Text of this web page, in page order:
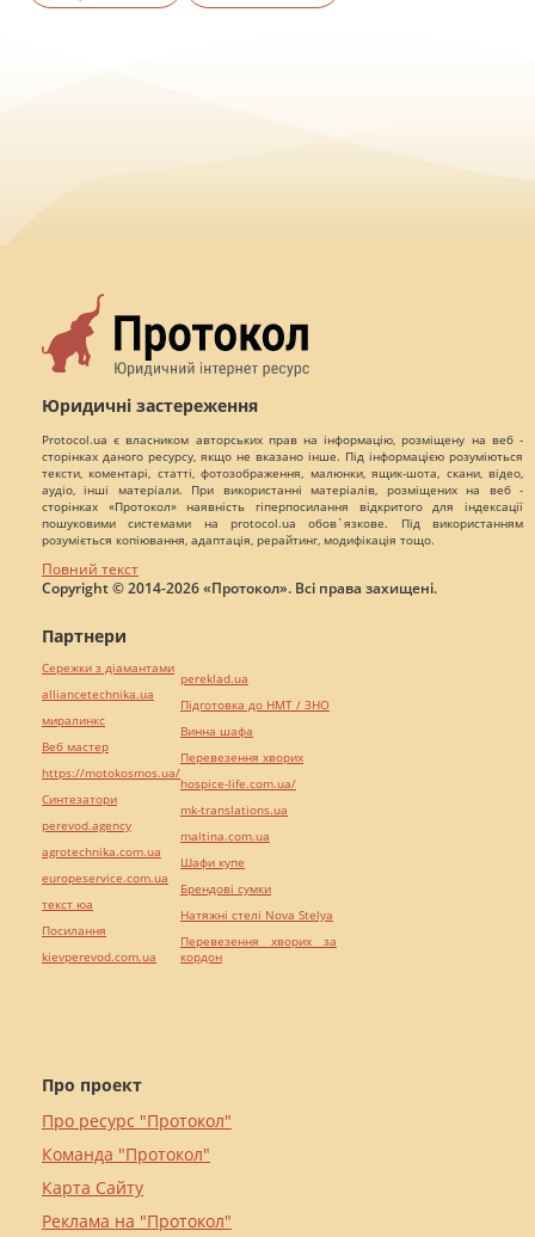
Юридичні застереження
Protocol.ua є власником авторських прав на інформацію, розміщену на веб -
сторінках даного ресурсу, якщо не вказано інше. Під інформацією розуміються
тексти, коментарі, статті, фотозображення, малюнки, ящик-шота, скани, відео,
аудіо, інші матеріали. При використанні матеріалів, розміщених на веб -
сторінках «Протокол» наявність гіперпосилання відкритого для індексації
пошуковими системами на protocol.ua обов`язкове. Під використанням
розуміється копіювання, адаптація, рерайтинг, модифікація тощо.
Повний текст
Copyright © 2014-2026 «Протокол». Всі права захищені.
Про проект
Про ресурс "Протокол"
Команда "Протокол"
Карта Сайту
Реклама на "Протокол"
Партнери
Сережки з діамантами
alliancetechnika.ua
миралинкс
Веб мастер
https://motokosmos.ua/
Синтезатори
perevod.agency
agrotechnika.com.ua
europeservice.com.ua
текст юа
Посилання
kievperevod.com.ua
pereklad.ua
Підготовка до НМТ / ЗНО
Винна шафа
Перевезення хворих
hospice-life.com.ua/
mk-translations.ua
maltina.com.ua
Шафи купе
Брендові сумки
Натяжні стелі Nova Stelya
Перевезення хворих за
кордон